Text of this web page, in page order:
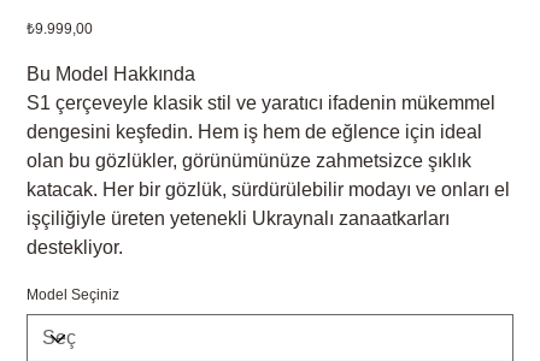
Fiyat
₺9.999,00
Bu Model Hakkında
S1 çerçeveyle klasik stil ve yaratıcı ifadenin mükemmel
dengesini keşfedin. Hem iş hem de eğlence için ideal
olan bu gözlükler, görünümünüze zahmetsizce şıklık
katacak. Her bir gözlük, sürdürülebilir modayı ve onları el
işçiliğiyle üreten yetenekli Ukraynalı zanaatkarları
destekliyor.
Model Seçiniz